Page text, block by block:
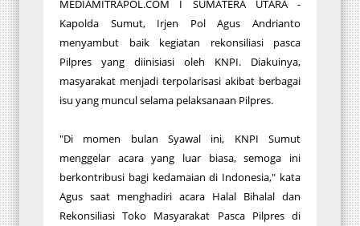
MEDIAMITRAPOL.COM I SUMATERA UTARA -
Kapolda Sumut, Irjen Pol Agus Andrianto
menyambut baik kegiatan rekonsiliasi pasca
Pilpres yang diinisiasi oleh KNPI. Diakuinya,
masyarakat menjadi terpolarisasi akibat berbagai
isu yang muncul selama pelaksanaan Pilpres.
"Di momen bulan Syawal ini, KNPI Sumut
menggelar acara yang luar biasa, semoga ini
berkontribusi bagi kedamaian di Indonesia," kata
Agus saat menghadiri acara Halal Bihalal dan
Rekonsiliasi Toko Masyarakat Pasca Pilpres di